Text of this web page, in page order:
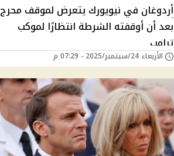
أردوغان في نيويورك يتعرض لموقف محرج
بعد أن أوقفته الشرطة انتظارًا لموكب
ترامب
الأربعاء 24/سبتمبر/2025 - 07:29 م